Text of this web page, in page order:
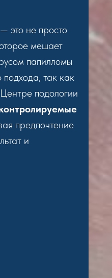
это не просто
мешает
папилломы
так как
подологии
предпочтение
и